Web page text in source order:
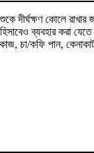
দীর্ঘক্ষণ কোলে
ব্যবহার করা
চা/কফি পান,